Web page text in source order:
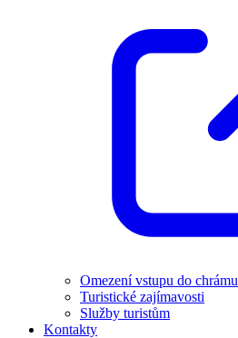
Omezení vstupu do chrámu
Turistické zajímavosti
Služby turistům
Kontakty